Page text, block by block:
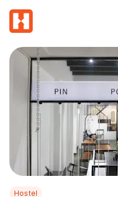
Hostel